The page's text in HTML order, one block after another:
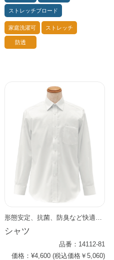
ストレッチブロード
家庭洗濯可 ストレッチ
防透
形態安定、抗菌、防臭など快適機能付きの シンプルなレギュラーカラーシャツ。 イージーケアの素材を使用しているため、お手入れが楽々。 しかも形くずれしにくく、ノーアイロンですぐに着られます。 様々な体型に対応する充実の１００サイズ展開で、 一枚着はもちろん、インナーとしても大活躍。 マネージャーや店長クラスの方にもおすすめのシャツです。
シャツ
品番：14112-81
価格：¥4,600 (税込価格￥5,060)